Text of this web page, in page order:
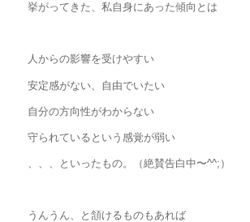
挙がってきた、私自身にあった傾向とは
人からの影響を受けやすい
安定感がない、自由でいたい
自分の方向性がわからない
守られているという感覚が弱い
、、、といったもの。（絶賛告白中〜^^;）
うんうん、と頷けるものもあれば